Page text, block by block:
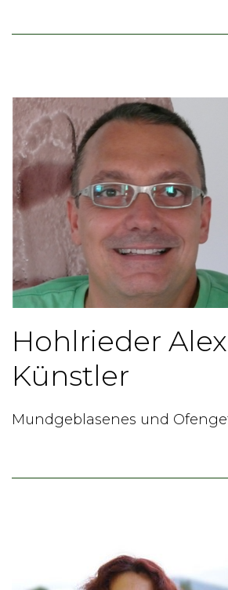
Hohlrieder
Künstler
Mundgeblasenes und